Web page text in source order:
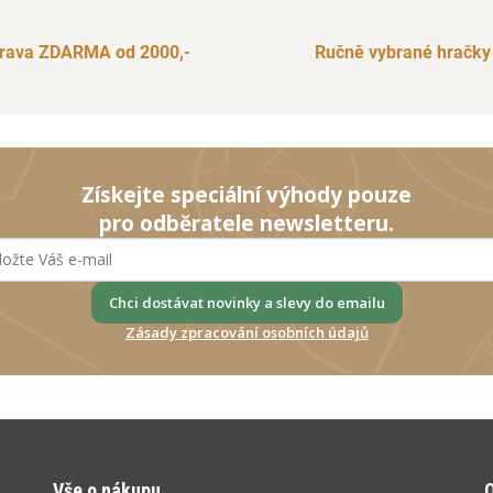
ZDARMA od 2000,- Ručně vybrané hračky
Získejte speciální výhody pouze
pro odběratele newsletteru.
Chci dostávat novinky a slevy do emailu
Zásady zpracování osobních údajů